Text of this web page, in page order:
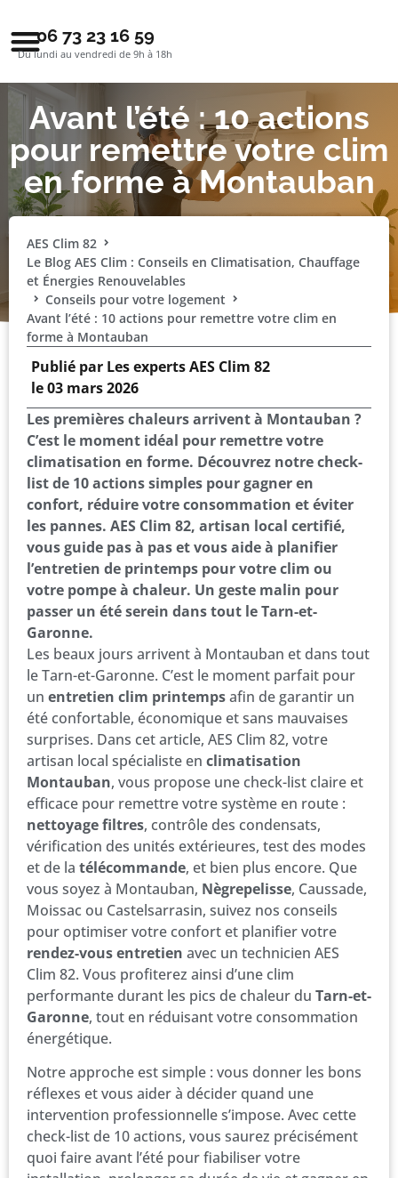
06 73 23 16 59
Du lundi au vendredi de 9h à 18h
Avant l’été : 10 actions
pour remettre votre clim
en forme à Montauban
AES Clim 82
Le Blog AES Clim : Conseils en Climatisation, Chauffage
et Énergies Renouvelables
Conseils pour votre logement
Avant l’été : 10 actions pour remettre votre clim en
forme à Montauban
Publié par Les experts AES Clim 82
le03 mars 2026
Les premières chaleurs arrivent à Montauban ?
C’est le moment idéal pour remettre votre
climatisation en forme. Découvrez notre check-
list de 10 actions simples pour gagner en
confort, réduire votre consommation et éviter
les pannes. AES Clim 82, artisan local certifié,
vous guide pas à pas et vous aide à planifier
l’entretien de printemps pour votre clim ou
votre pompe à chaleur. Un geste malin pour
passer un été serein dans tout le Tarn-et-
Garonne.
Les beaux jours arrivent à Montauban et dans tout
le Tarn-et-Garonne. C’est le moment parfait pour
un entretien clim printempsafin de garantir un
été confortable, économique et sans mauvaises
surprises. Dans cet article, AES Clim 82, votre
artisan local spécialiste en climatisation
Montauban, vous propose une check-list claire et
efficace pour remettre votre système en route :
nettoyage filtres, contrôle des condensats,
vérification des unités extérieures, test des modes
et de la télécommande, et bien plus encore. Que
vous soyez à Montauban, Nègrepelisse, Caussade,
Moissac ou Castelsarrasin, suivez nos conseils
pour optimiser votre confort et planifier votre
rendez-vous entretien avec un technicien AES
Clim 82. Vous profiterez ainsi d’une clim
performante durant les pics de chaleur du Tarn-et-
Garonne, tout en réduisant votre consommation
énergétique.
Notre approche est simple : vous donner les bons
réflexes et vous aider à décider quand une
intervention professionnelle s’impose. Avec cette
check-list de 10 actions, vous saurez précisément
quoi faire avant l’été pour fiabiliser votre